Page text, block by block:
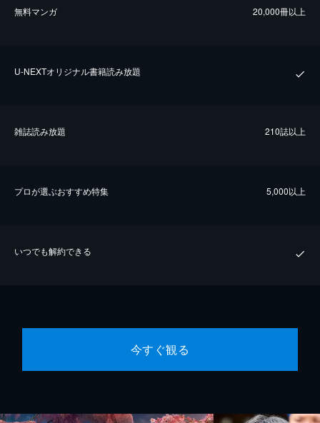
無料マンガ 20,000冊以上
U-NEXTオリジナル書籍読み放題
雑誌読み放題 210誌以上
プロが選ぶおすすめ特集 5,000以上
いつでも解約できる
今すぐ観る